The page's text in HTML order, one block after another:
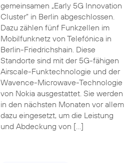
gemeinsamen „Early 5G Innovation
Cluster” in Berlin abgeschlossen.
Dazu zählen fünf Funkzellen im
Mobilfunknetz von Telefónica in
Berlin-Friedrichshain. Diese
Standorte sind mit der 5G-fähigen
Airscale-Funktechnologie und der
Wavence-Microwave-Technologie
von Nokia ausgestattet. Sie werden
in den nächsten Monaten vor allem
dazu eingesetzt, um die Leistung
und Abdeckung von […]